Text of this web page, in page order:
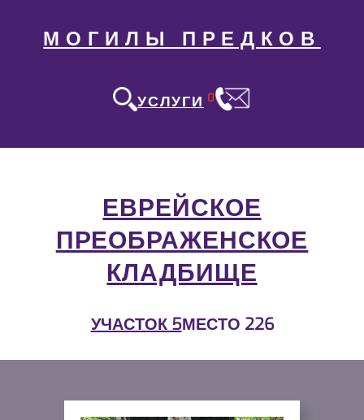
МОГИЛЫ ПРЕДКОВ
УСЛУГИ 0
ЕВРЕЙСКОЕ
ПРЕОБРАЖЕНСКОЕ
КЛАДБИЩЕ
УЧАСТОК 5МЕСТО 226